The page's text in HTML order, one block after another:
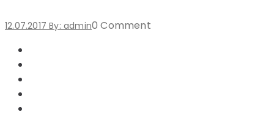
12.07.2017 By: admin0 Comment